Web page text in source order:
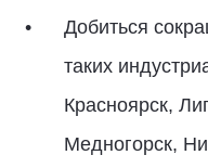
Добиться
таких
Красноярск,
Медногорск,